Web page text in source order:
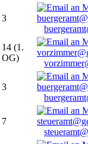
3
14 (1.
OG)
3
7